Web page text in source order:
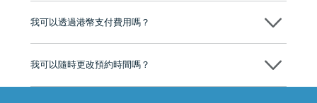
我可以透過港幣支付費用嗎？
可以。維港口腔會按照當日匯率轉算收取費用，而匯率會及時告知客人
我可以隨時更改預約時間嗎？